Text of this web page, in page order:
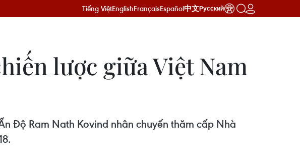
Tiếng ViệtEnglishFrançaisEspañol中文Русский
lược giữa Việt Nam
Độ Ram Nath Kovind nhân chuyến thăm cấp Nhà